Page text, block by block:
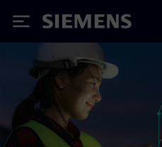
Siemens